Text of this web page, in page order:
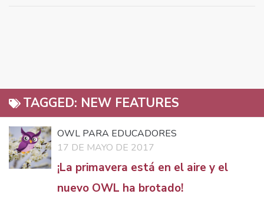
TAGGED: NEW FEATURES
OWL PARA EDUCADORES
17 DE MAYO DE 2017
¡La primavera está en el aire y el
nuevo OWL ha brotado!